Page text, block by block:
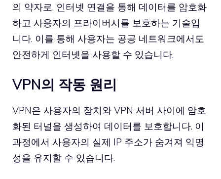
의 약자로, 인터넷 연결을 통해 데이터를 암호화
하고 사용자의 프라이버시를 보호하는 기술입
니다. 이를 통해 사용자는 공공 네트워크에서도
안전하게 인터넷을 사용할 수 있습니다.
VPN의 작동 원리
VPN은 사용자의 장치와 VPN 서버 사이에 암호
화된 터널을 생성하여 데이터를 보호합니다. 이
과정에서 사용자의 실제 IP 주소가 숨겨져 익명
성을 유지할 수 있습니다.